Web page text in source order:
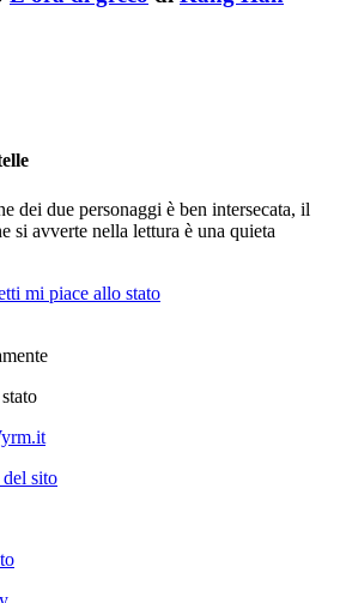
dei due personaggi è ben intersecata, il
si avverte nella lettura è una quieta
mi piace allo stato
sito